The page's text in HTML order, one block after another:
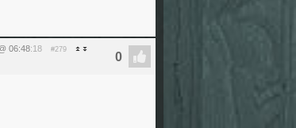
06:48:18 #279